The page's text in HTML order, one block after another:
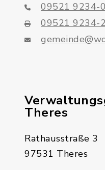
09521 9234-0
09521 9234-
Theres
Rathausstraße 3
97531 Theres